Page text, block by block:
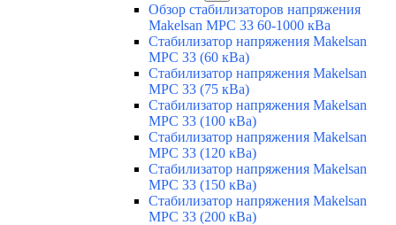
Обзор стабилизаторов напряжения
Makelsan MPC 33 60-1000 кВа
Стабилизатор напряжения Makelsan
MPC 33 (60 кВа)
Стабилизатор напряжения Makelsan
MPC 33 (75 кВа)
Стабилизатор напряжения Makelsan
MPC 33 (100 кВа)
Стабилизатор напряжения Makelsan
MPC 33 (120 кВа)
Стабилизатор напряжения Makelsan
MPC 33 (150 кВа)
Стабилизатор напряжения Makelsan
MPC 33 (200 кВа)